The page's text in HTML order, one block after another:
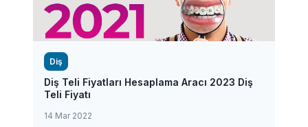
Diş
Diş Teli Fiyatları Hesaplama Aracı 2023 Diş
Teli Fiyatı
14 Mar 2022